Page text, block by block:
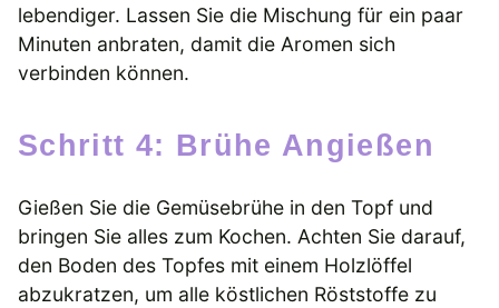
lebendiger. Lassen Sie die Mischung für ein paar
Minuten anbraten, damit die Aromen sich
verbinden können.
Schritt 4: Brühe Angießen
Gießen Sie die Gemüsebrühe in den Topf und
bringen Sie alles zum Kochen. Achten Sie darauf,
den Boden des Topfes mit einem Holzlöffel
abzukratzen, um alle köstlichen Röststoffe zu